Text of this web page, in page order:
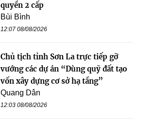
quyền 2 cấp
Bùi Bình
12:07 08/08/2026
Chủ tịch tỉnh Sơn La trực tiếp gỡ
vướng các dự án “Dùng quỹ đất tạo
vốn xây dựng cơ sở hạ tầng”
Quang Dân
12:03 08/08/2026